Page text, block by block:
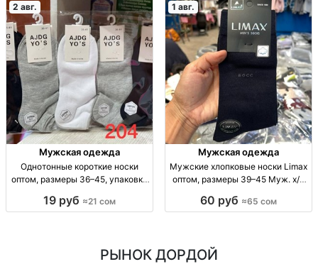
2 авг.
Мужская одежда
Однотонные короткие носки
оптом, размеры 36–45, упаковка
носки оптом, р-р 36–41 и 41–45,
19 руб ≈21 сом
1 авг.
Мужская одежда
Мужские хлопковые носки Limax
оптом, размеры 39–45 Муж. х/б
пар, 65 сом.
60 руб ≈65 сом
РЫНОК ДОРДОЙ